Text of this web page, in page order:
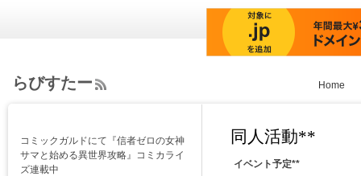
らびすたー
s
Home
同人活動**
イベント予定**
コミックガルドにて『信者ゼロの女神
サマと始める異世界攻略』コミカライ
ズ連載中